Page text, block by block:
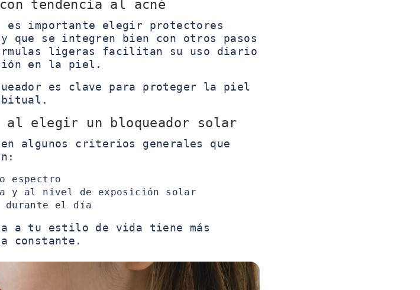
tendencia al acné
es importante elegir protectores
que se integren bien con otros pasos
ligeras facilitan su uso diario
en la piel.
es clave para proteger la piel
al elegir un bloqueador solar
algunos criterios generales que
espectro
y al nivel de exposición solar
durante el día
a tu estilo de vida tiene más
constante.